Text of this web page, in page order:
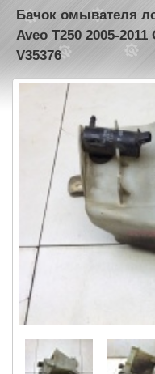
Бачок омывателя
Aveo T250 2005-
V35376